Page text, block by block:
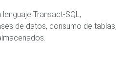
Transact-SQL,
de datos, consumo de tablas,